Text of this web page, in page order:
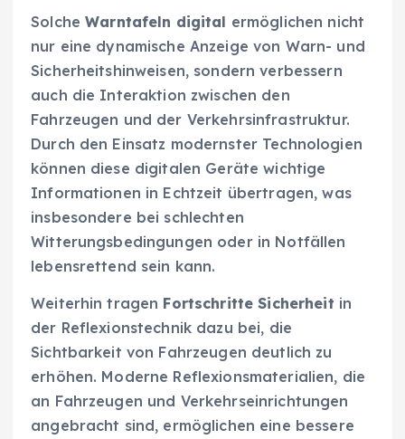
SolcheWarntafeln digital ermöglichen nicht
nur eine dynamische Anzeige von Warn- und
Sicherheitshinweisen, sondern verbessern
auch die Interaktion zwischen den
Fahrzeugen und der Verkehrsinfrastruktur.
Durch den Einsatz modernster Technologien
können diese digitalen Geräte wichtige
Informationen in Echtzeit übertragen, was
insbesondere bei schlechten
Witterungsbedingungen oder in Notfällen
lebensrettend sein kann.
Weiterhin tragen Fortschritte Sicherheit in
der Reflexionstechnik dazu bei, die
Sichtbarkeit von Fahrzeugen deutlich zu
erhöhen. Moderne Reflexionsmaterialien, die
an Fahrzeugen und Verkehrseinrichtungen
angebracht sind, ermöglichen eine bessere